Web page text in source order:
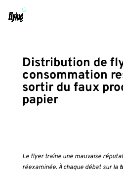
Distribution de
consommation
sortir du faux
papier
Le flyer traîne une mauvaise
réexaminée. À chaque débat sur la